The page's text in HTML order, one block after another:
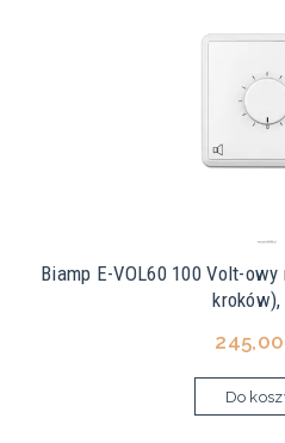
Biamp E-VOL60 100 Volt-
kroków),
245,00
Do